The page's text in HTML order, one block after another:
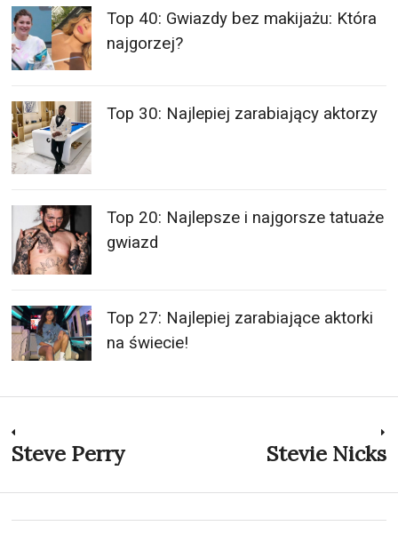
Top 40: Gwiazdy bez makijażu: Która
najgorzej?
Top 30: Najlepiej zarabiający aktorzy
Top 20: Najlepsze i najgorsze tatuaże
gwiazd
Top 27: Najlepiej zarabiające aktorki
na świecie!
Nawigacja
wpisu
Previous
Steve Perry Stevie Nicks